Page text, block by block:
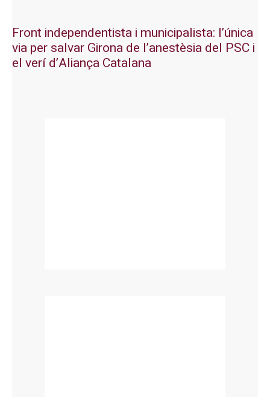
Front independentista i municipalista: l’única
via per salvar Girona de l’anestèsia del PSC i
el verí d’Aliança Catalana